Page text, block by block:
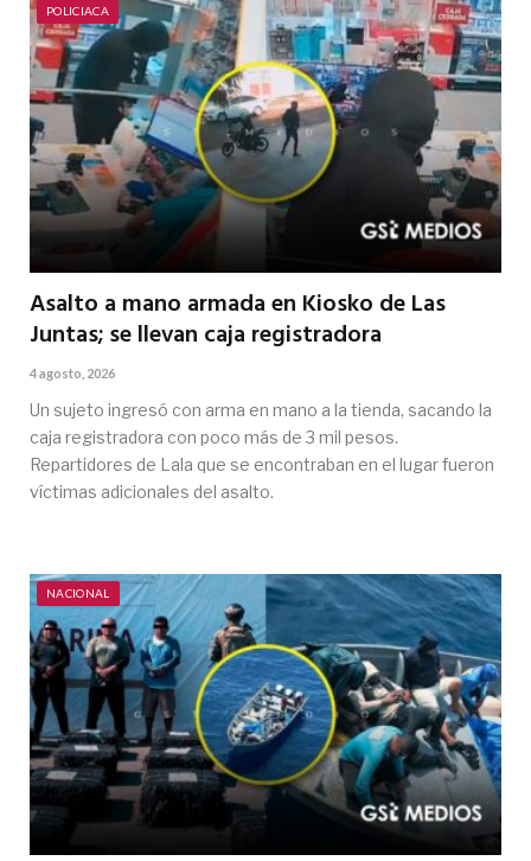
POLICIACA
Asalto a mano armada en Kiosko de Las
Juntas; se llevan caja registradora
4 agosto, 2026
Un sujeto ingresó con arma en mano a la tienda, sacando la
caja registradora con poco más de 3 mil pesos.
Repartidores de Lala que se encontraban en el lugar fueron
víctimas adicionales del asalto.
NACIONAL